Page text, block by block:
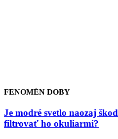
FENOMÉN DOBY
Je modré svetlo naozaj
filtrovať ho okuliarmi?